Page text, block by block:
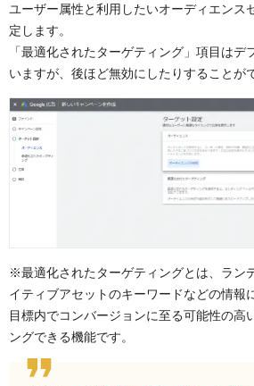
ユーザー属性と利用したいオーディエンス
定します。
「最適化されたターゲティング」項目はデ
いますが、後ほど無効にしたりすることが
※最適化されたターゲティングとは、ラン
イティブアセットのキーワードなどの情報
目標内でコンバージョンに至る可能性の高
ングできる機能です。